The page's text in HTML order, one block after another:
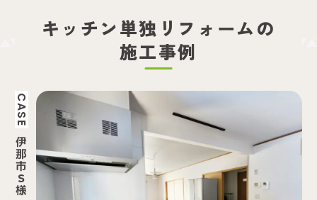
キッチン単独リフォームの
施工事例
CASE
伊
那
市
S
様